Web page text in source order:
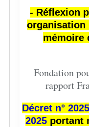
- Réflexion
organisation
mémoire
Fondation
rapport
Décret n°
2025 portant